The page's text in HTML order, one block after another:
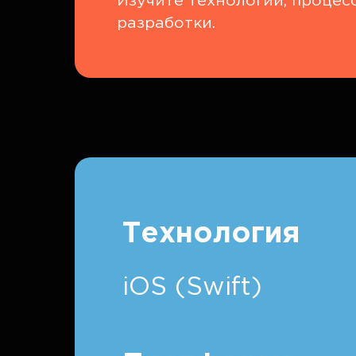
разработки.
Технология
iOS (Swift)